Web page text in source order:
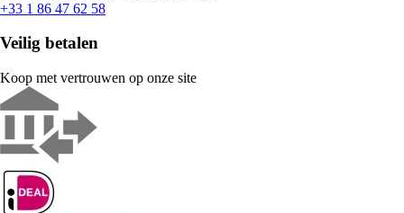
+33 1 86 47 62 58
Veilig betalen
Koop met vertrouwen op onze site